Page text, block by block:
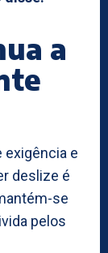
a
exigência e
deslize é
se
pelos